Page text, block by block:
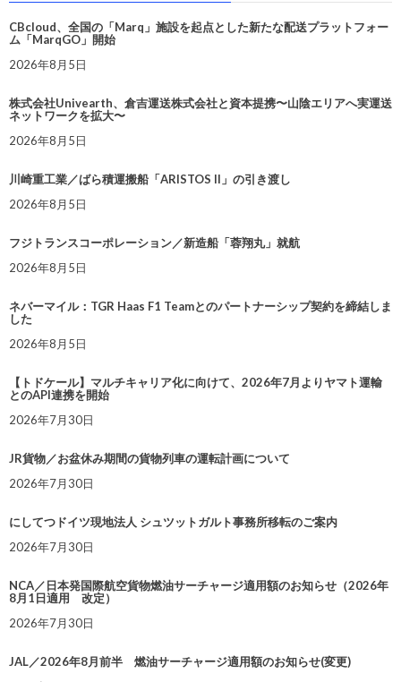
CBcloud、全国の「Marq」施設を起点とした新たな配送プラットフォー
ム「MarqGO」開始
2026年8月5日
株式会社Univearth、倉吉運送株式会社と資本提携〜山陰エリアへ実運送
ネットワークを拡大〜
2026年8月5日
川崎重工業／ばら積運搬船「ARISTOS II」の引き渡し
2026年8月5日
フジトランスコーポレーション／新造船「蓉翔丸」就航
2026年8月5日
ネバーマイル：TGR Haas F1 Teamとのパートナーシップ契約を締結しま
した
2026年8月5日
【トドケール】マルチキャリア化に向けて、2026年7月よりヤマト運輸
とのAPI連携を開始
2026年7月30日
JR貨物／お盆休み期間の貨物列車の運転計画について
2026年7月30日
にしてつドイツ現地法人 シュツットガルト事務所移転のご案内
2026年7月30日
NCA／日本発国際航空貨物燃油サーチャージ適用額のお知らせ（2026年
8月1日適用 改定）
2026年7月30日
JAL／2026年8月前半 燃油サーチャージ適用額のお知らせ(変更)